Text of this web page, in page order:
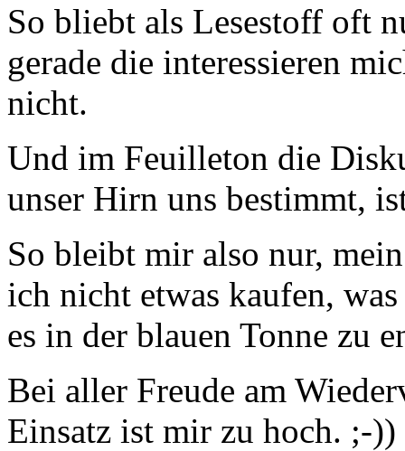
So bliebt als Lesestoff oft
gerade die interessieren
nicht.
Und im Feuilleton die
unser Hirn uns bestimmt,
So bleibt mir also nur,
ich nicht etwas kaufen,
es in der blauen Tonne zu
Bei aller Freude am
Einsatz ist mir zu hoch. ;-))